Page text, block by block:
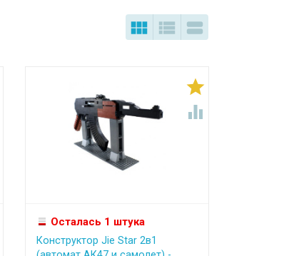
  


Осталась 1 штука
Конструктор Jie Star 2в1